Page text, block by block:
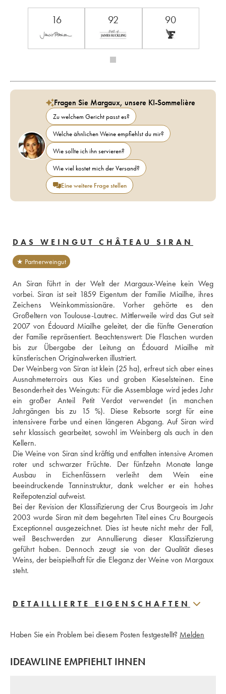
16 92 90
Fragen Sie Margaux, unsere KI-Sommelière
Zu welchem Gericht passt es?
Welche ähnlichen Weine empfiehlst du mir?
Wie sollte ich ihn servieren?
Wie viel kostet mich der Versand?
Eine weitere Frage stellen
DAS WEINGUT CHÂTEAU SIRAN
★ Partnerweingut
An Siran führt in der Welt der Margaux-Weine kein Weg
vorbei. Siran ist seit 1859 Eigentum der Familie Miailhe, ihres
Zeichens Weinkommissionäre. Vorher gehörte es den
Großeltern von Toulouse-Lautrec. Mittlerweile wird das Gut seit
2007 von Édouard Miailhe geleitet, der die fünfte Generation
der Familie repräsentiert. Beachtenswert: Die Flaschen wurden
bis zur Übergabe der Leitung an Édouard Miailhe mit
künstlerischen Originalwerken illustriert.
Der Weinberg von Siran ist klein (25 ha), erfreut sich aber eines
Ausnahmeterroirs aus Kies und groben Kieselsteinen. Eine
Besonderheit des Weinguts: Für die Assemblage wird jedes Jahr
ein großer Anteil Petit Verdot verwendet (in manchen
Jahrgängen bis zu 15 %). Diese Rebsorte sorgt für eine
intensivere Farbe und einen längeren Abgang. Auf Siran wird
sehr klassisch gearbeitet, sowohl im Weinberg als auch in den
Kellern.
Die Weine von Siran sind kräftig und entfalten intensive Aromen
roter und schwarzer Früchte. Der fünfzehn Monate lange
Ausbau in Eichenfässern verleiht dem Wein eine
beeindruckende Tanninstruktur, dank welcher er ein hohes
Reifepotenzial aufweist.
Bei der Revision der Klassifizierung der Crus Bourgeois im Jahr
2003 wurde Siran mit dem begehrten Titel eines Cru Bourgeois
Exceptionnel ausgezeichnet. Dies ist heute nicht mehr der Fall,
weil Beschwerden zur Annullierung dieser Klassifizierung
geführt haben. Dennoch zeugt sie von der Qualität dieses
Weins, der beispielhaft für die Eleganz der Weine von Margaux
steht.
DETAILLIERTE EIGENSCHAFTEN
Haben Sie ein Problem bei diesem Posten festgestellt? Melden
IDEAWLINE EMPFIEHLT IHNEN